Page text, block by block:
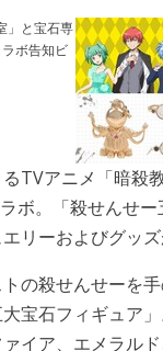
」と宝石専
ボ告知ビ
TVアニメ「暗殺
ボ。「殺せんせ
リーおよびグッズ
の殺せんせーを
宝石フィギュア
イア、エメラル